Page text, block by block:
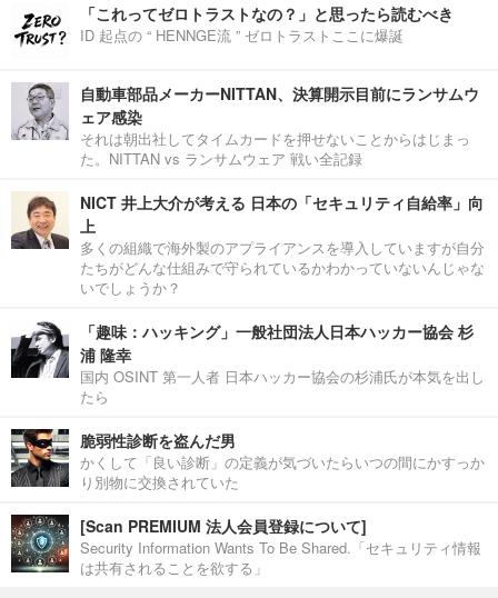
「これってゼロトラストなの？」と思ったら読むべき
ID 起点の “ HENNGE流 ” ゼロトラストここに爆誕
自動車部品メーカーNITTAN、決算開示目前にランサムウ
ェア感染
それは朝出社してタイムカードを押せないことからはじまっ
た。NITTAN vs ランサムウェア 戦い全記録
NICT 井上大介が考える 日本の「セキュリティ自給率」向
上
多くの組織で海外製のアプライアンスを導入していますが自分
たちがどんな仕組みで守られているかわかっていないんじゃな
いでしょうか？
「趣味：ハッキング」一般社団法人日本ハッカー協会 杉
浦 隆幸
国内 OSINT 第一人者 日本ハッカー協会の杉浦氏が本気を出し
たら
脆弱性診断を盗んだ男
かくして「良い診断」の定義が気づいたらいつの間にかすっか
り別物に交換されていた
[Scan PREMIUM 法人会員登録について]
Security Information Wants To Be Shared.「セキュリティ情報
は共有されることを欲する」